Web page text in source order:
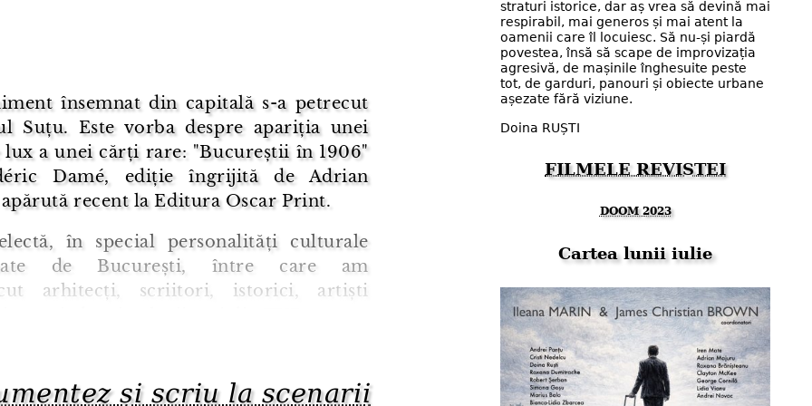
însemnat din capitală s-a petrecut
Suțu. Este vorba despre apariția unei
a unei cărți rare: "Bucureștii în 1906"
Damé, ediție îngrijită de Adrian
recent la Editura Oscar Print.
în special personalități culturale
de București, între care am
arhitecți, scriitori, istorici, artiști
...
și scriu la scenarii
straturi istorice, dar aș vrea să devină mai
respirabil, mai generos și mai atent la
oamenii care îl locuiesc. Să nu-și piardă
povestea, însă să scape de improvizația
agresivă, de mașinile înghesuite peste
tot, de garduri, panouri și obiecte urbane
așezate fără viziune.
Doina RUȘTI
FILMELE REVISTEI
DOOM 2023
Cartea lunii iulie